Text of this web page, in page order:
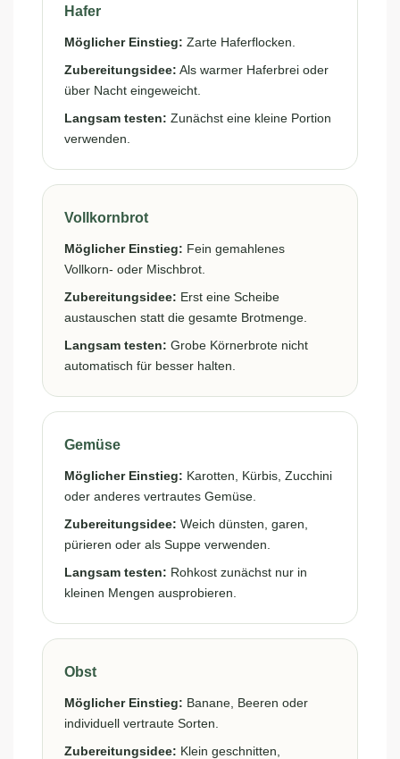
Hafer
Möglicher Einstieg: Zarte Haferflocken.
Zubereitungsidee: Als warmer Haferbrei oder
über Nacht eingeweicht.
Langsam testen: Zunächst eine kleine Portion
verwenden.
Vollkornbrot
Möglicher Einstieg: Fein gemahlenes
Vollkorn- oder Mischbrot.
Zubereitungsidee: Erst eine Scheibe
austauschen statt die gesamte Brotmenge.
Langsam testen: Grobe Körnerbrote nicht
automatisch für besser halten.
Gemüse
Möglicher Einstieg: Karotten, Kürbis, Zucchini
oder anderes vertrautes Gemüse.
Zubereitungsidee: Weich dünsten, garen,
pürieren oder als Suppe verwenden.
Langsam testen: Rohkost zunächst nur in
kleinen Mengen ausprobieren.
Obst
Möglicher Einstieg: Banane, Beeren oder
individuell vertraute Sorten.
Zubereitungsidee: Klein geschnitten,